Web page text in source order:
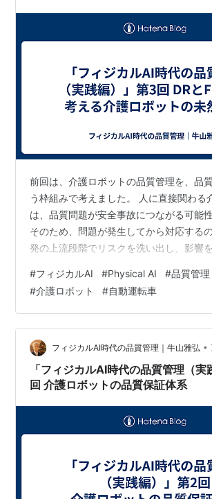
る。
レベル3 (Limited Self-Driving
を完全に自動車に任せることが可
運転モードで安全運転するよう設
通条件の変化のモニタリングも自
行中に運転手が交通を常時モニタ
ないこと。
レベル 4 (Full Self-Driving
全ての運転機能を実行し、走行中の
タリングするよう設計されている自
目的地や運行指示をインプットする
のいかなる時にも運転することがな
自動車には有人と無人があり、 安
動走行システムにかかる。
前回は、介護ロボットの品質管理を、品
う枠組みで考えました。 人に直接関わる
は、品質問題が安全事故につながる可能
そのため、問題が発生してから対応する
発の上流段階でリスクを洗い出し、影響
トの品質を上流でどのように作り込むかと
ら、設計レビュー（DR）、FMEA、シナ
ログ、ヒヤリハットについて考えます。
未然防止では、あらかじめ想定できるリ
理するだけでは不十分です。想定から漏
ナリオ検証、行動ログ、ヒヤリハットに
#フィジカルAI #Physical AI #品質管理
#介護ロボット #自動運転車
フィジカルAI時代の品質管理｜牛山雅弘 •
「フィジカルAI時代の品質管理（
回 介護ロボットの品質保証体系